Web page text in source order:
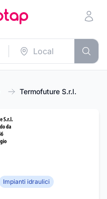
Termofuture S.r.l.
Impianti idraulici